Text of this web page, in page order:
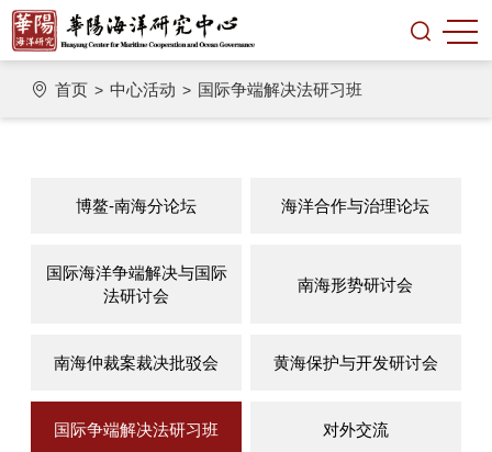
首页 > 中心活动 > 国际争端解决法研习班
博鳌-南海分论坛 海洋合作与治理论坛
国际海洋争端解决与国际
法研讨会
南海形势研讨会
南海仲裁案裁决批驳会 黄海保护与开发研讨会
国际争端解决法研习班 对外交流